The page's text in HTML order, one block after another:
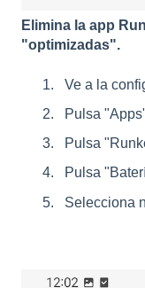
Elimina la app
"optimizadas".
Ve a la
Pulsa
Pulsa
Pulsa
Selecciona